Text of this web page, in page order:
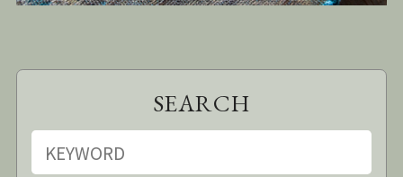
SEARCH